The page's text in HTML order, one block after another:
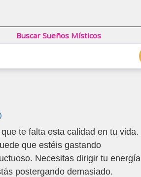
Buscar Sueños Místicos
te falta esta calidad en tu vida.
que estéis gastando
Necesitas dirigir tu energía
postergando demasiado.